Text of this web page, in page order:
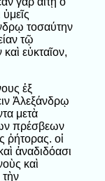
τοσαύτην
τῷ
εὐκταῖον,
ἐξ
Ἀλεξάνδρῳ
μετὰ
πρέσβεων
ῥήτορας. οἱ
ἀναδιδόασι
καὶ